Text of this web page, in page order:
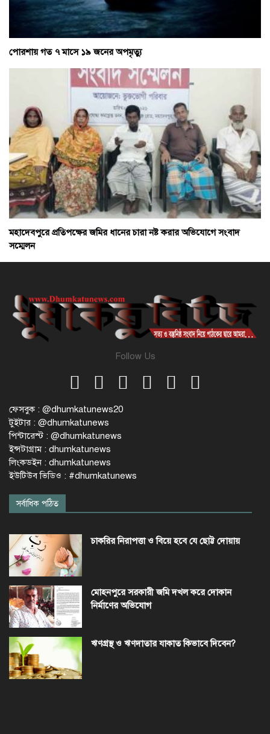
পোরশায় গত ৭ মাসে ১৯ জনের অপমৃত্যু
মহাদেবপুরে প্রতিপক্ষের জমির ধানের চারা নষ্ট করার অভিযোগে সংবাদ
সম্মেলন
Follow Us
ফেসবুক : @dhumkatunews20
টুইটার : @dhumkatunews
পিন্টারেস্ট : @dhumkatunews
ইন্সটাগ্রাম : dhumkatunews
লিংকডইন : dhumkatunews
ইউটিউব ভিডিও : #dhumkatunews
সর্বাধিক পঠিত
চাকরির নিরাপত্তা ও বিয়ে হবে যে ছোট্ট দোয়ায়
মোহনপুরে সরকারী জমি দখল করে দোকান
নির্মাণের অভিযোগ
ঋণগ্রস্থ ও ঋণদাতার যাকাত কিভাবে দিবেন?